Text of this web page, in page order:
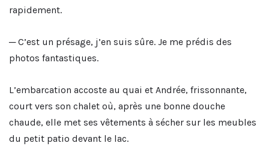
rapidement.
─ C’est un présage, j’en suis sûre. Je me prédis des
photos fantastiques.
L’embarcation accoste au quai et Andrée, frissonnante,
court vers son chalet où, après une bonne douche
chaude, elle met ses vêtements à sécher sur les meubles
du petit patio devant le lac.